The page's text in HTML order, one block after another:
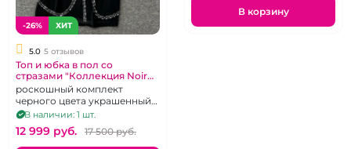
-26% ХИТ
5.0 5 отзывов
Топ и юбка в пол со
стразами "Коллекция Noir
Etoile" размер S
роскошный комплект
черного цвета украшенный
стразами, р 42-44
В наличии: 1 шт.
12 999 pуб. 17 500 pуб.
В корзину